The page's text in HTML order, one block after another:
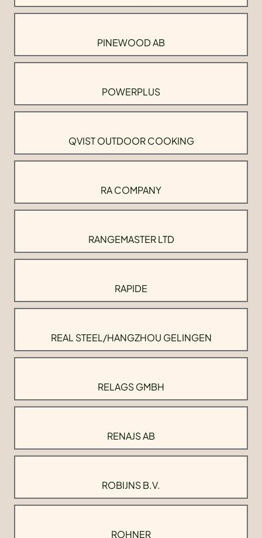
PINEWOOD AB
POWERPLUS
QVIST OUTDOOR COOKING
RA COMPANY
RANGEMASTER LTD
RAPIDE
REAL STEEL/HANGZHOU GELINGEN
RELAGS GMBH
RENAJS AB
ROBIJNS B.V.
ROHNER